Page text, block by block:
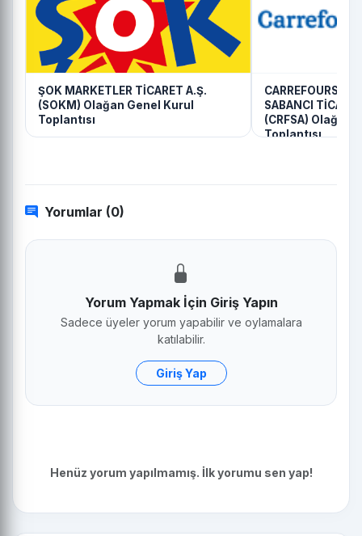
ŞOK MARKETLER TİCARET A.Ş.
(SOKM) Olağan Genel Kurul
Toplantısı
CARREFOURSA
SABANCI
(CRFSA)
Toplantısı
Yorumlar (0)
Yorum Yapmak İçin Giriş Yapın
Sadece üyeler yorum yapabilir ve oylamalara
katılabilir.
Giriş Yap
Henüz yorum yapılmamış. İlk yorumu sen yap!